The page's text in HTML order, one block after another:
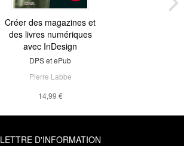
Créer des magazines et
des livres numériques
avec InDesign
DPS et ePub
Pierre Labbe
14,99 €
LETTRE D'INFORMATION